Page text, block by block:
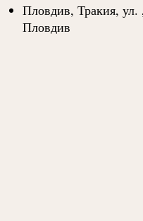
Пловдив, Тракия, ул.
Пловдив